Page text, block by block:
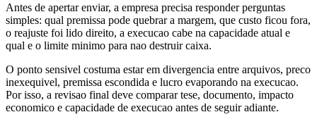
Antes de apertar enviar, a empresa precisa responder perguntas
simples: qual premissa pode quebrar a margem, que custo ficou fora,
o reajuste foi lido direito, a execucao cabe na capacidade atual e
qual e o limite minimo para nao destruir caixa.
O ponto sensivel costuma estar em divergencia entre arquivos, preco
inexequivel, premissa escondida e lucro evaporando na execucao.
Por isso, a revisao final deve comparar tese, documento, impacto
economico e capacidade de execucao antes de seguir adiante.